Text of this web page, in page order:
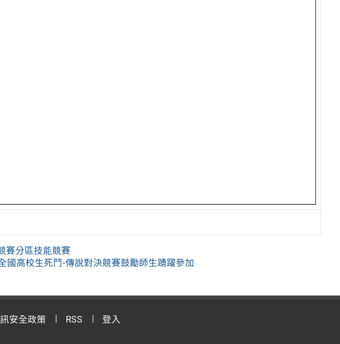
賽分區技能競賽
國高校生死鬥-傳說對決競賽鼓勵師生踴躍參加
安全政策 RSS 登入